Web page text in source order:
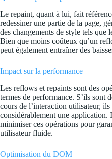
Le repaint, quant à lui, fait
redessiner une partie de la page,
des changements de style tels que
Bien que moins coûteux qu’un
peut également entraîner des
Impact sur la performance
Les reflows et repaints sont des
termes de performance. S’ils sont
cours de l’interaction utilisateur,
considérablement une application.
minimiser ces opérations pour
utilisateur fluide.
Optimisation du DOM